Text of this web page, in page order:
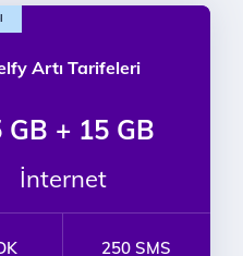
Artı Tarifeleri
GB + 15 GB
İnternet
250 SMS